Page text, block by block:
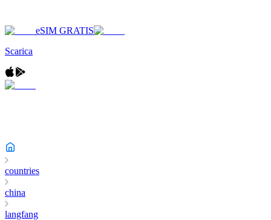
eSIM GRATIS
Scarica
countries
china
langfang